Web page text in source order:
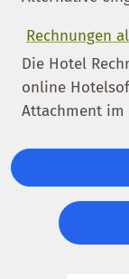
Rechnungen
Die Hotel
online
Attachment im